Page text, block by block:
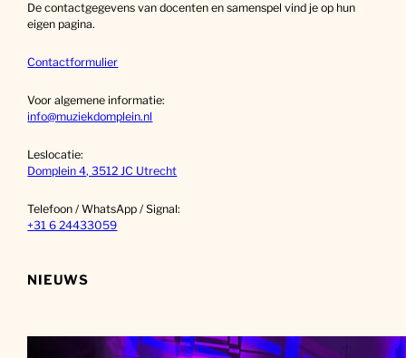
n
De contactgegevens van docenten en samenspel vind je op hun
eigen pagina.
Contactformulier
Voor algemene informatie:
info@muziekdomplein.nl
Leslocatie:
Domplein 4, 3512 JC Utrecht
Telefoon / WhatsApp / Signal:
+31 6 24433059
NIEUWS